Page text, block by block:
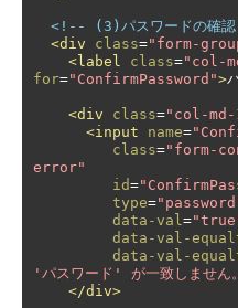
<!-- (3)パスワードの確
<div
class="form-
<label
class="col-
for="ConfirmPassword">
<div class="col-md-
<input
name=
class="form-
error"
id=
type=
data-val =
data-val-
data-val-
'パスワード' が一致しません
</div>